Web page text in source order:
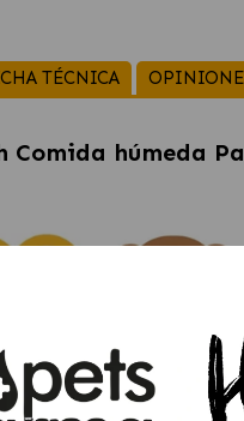
TÉCNICA
Comida húmeda